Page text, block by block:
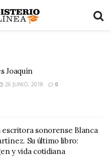
Joaquín
26 JUNIO, 2018 0
escritora sonorense Blanca
Su último libro:
y vida cotidiana